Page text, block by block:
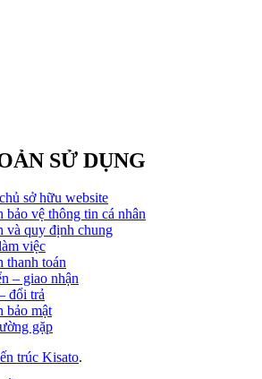
SỬ DỤNG
sở hữu website
bảo vệ thông tin cá nhân
và quy định chung
việc
thanh toán
– giao nhận
đổi trả
bảo mật
gặp
trúc Kisato.